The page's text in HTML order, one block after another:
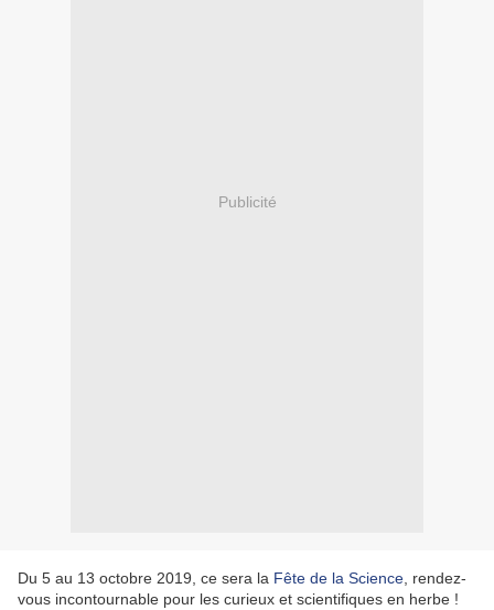
Publicité
Du 5 au 13 octobre 2019, ce sera la Fête de la Science , rendez-
vous incontournable pour les curieux et scientifiques en herbe !